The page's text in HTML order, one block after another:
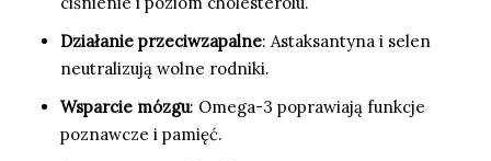
Działanie przeciwzapalne: Astaksantyna i selen
neutralizują wolne rodniki.
Wsparcie mózgu: Omega-3 poprawiają funkcje
poznawcze i pamięć.